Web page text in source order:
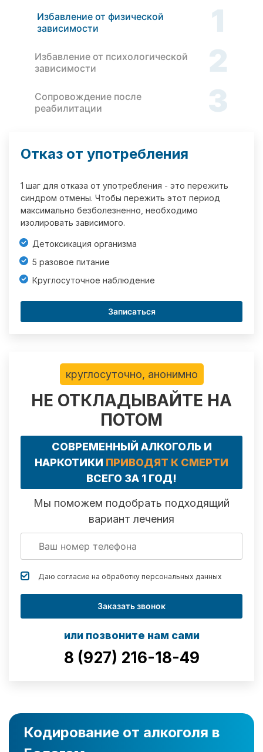
Избавление от физической
зависимости
1
Избавление от психологической
зависимости
2
Сопровождение после
реабилитации
3
Отказ от употребления
1 шаг для отказа от употребления - это пережить
синдром отмены. Чтобы пережить этот период
максимально безболезненно, необходимо
изолировать зависимого.
Детоксикация организма
5 разовое питание
Круглосуточное наблюдение
Записаться
круглосуточно, анонимно
НЕ ОТКЛАДЫВАЙТЕ НА
ПОТОМ
СОВРЕМЕННЫЙ АЛКОГОЛЬ И
НАРКОТИКИ ПРИВОДЯТ К СМЕРТИ
ВСЕГО ЗА 1 ГОД!
Мы поможем подобрать подходящий
вариант лечения
Даю согласие на обработку персональных данных
Заказать звонок
или позвоните нам сами
8 (927) 216-18-49
Кодирование от алкоголя в